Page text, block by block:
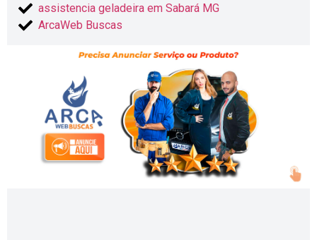
assistencia geladeira em Sabará MG
ArcaWeb Buscas